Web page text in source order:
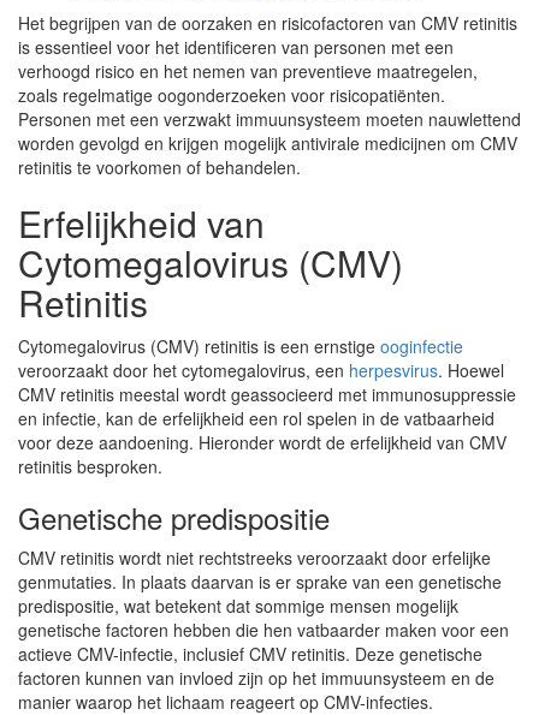
Het begrijpen van de oorzaken en risicofactoren van CMV retinitis
is essentieel voor het identificeren van personen met een
verhoogd risico en het nemen van preventieve maatregelen,
zoals regelmatige oogonderzoeken voor risicopatiënten.
Personen met een verzwakt immuunsysteem moeten nauwlettend
worden gevolgd en krijgen mogelijk antivirale medicijnen om CMV
retinitis te voorkomen of behandelen.
Erfelijkheid van
Cytomegalovirus (CMV)
Retinitis
Cytomegalovirus (CMV) retinitis is een ernstige ooginfectie
veroorzaakt door het cytomegalovirus, een herpesvirus. Hoewel
CMV retinitis meestal wordt geassocieerd met immunosuppressie
en infectie, kan de erfelijkheid een rol spelen in de vatbaarheid
voor deze aandoening. Hieronder wordt de erfelijkheid van CMV
retinitis besproken.
Genetische predispositie
CMV retinitis wordt niet rechtstreeks veroorzaakt door erfelijke
genmutaties. In plaats daarvan is er sprake van een genetische
predispositie, wat betekent dat sommige mensen mogelijk
genetische factoren hebben die hen vatbaarder maken voor een
actieve CMV-infectie, inclusief CMV retinitis. Deze genetische
factoren kunnen van invloed zijn op het immuunsysteem en de
manier waarop het lichaam reageert op CMV-infecties.